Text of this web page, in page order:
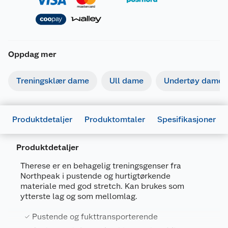
Oppdag mer
Treningsklær dame Ull dame Undertøy dame
Produktdetaljer Produktomtaler Spesifikasjoner
Produktdetaljer
Therese er en behagelig treningsgenser fra
Northpeak i pustende og hurtigtørkende
materiale med god stretch. Kan brukes som
ytterste lag og som mellomlag.
Pustende og fukttransporterende
Artikkelnummer
5715443778502
Leverandørens artikkelnummer
CP231970NP